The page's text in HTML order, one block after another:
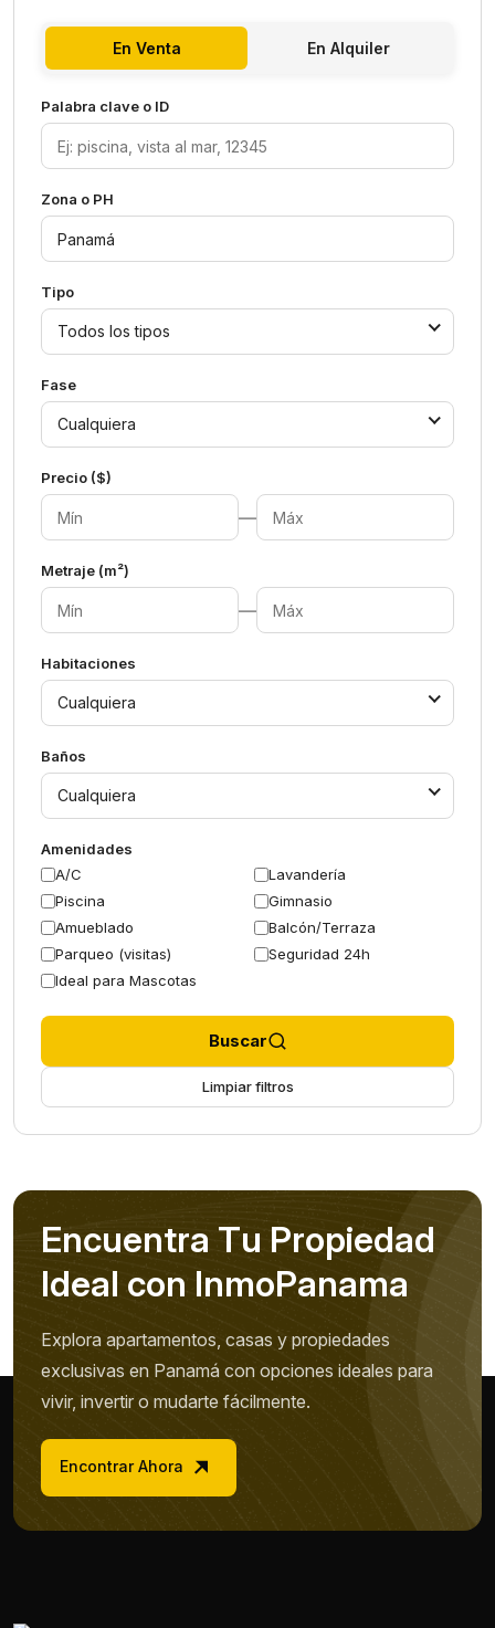
En Venta En Alquiler
Palabra clave o ID
Zona o PH
Tipo
Todos los tipos
Fase
Cualquiera
Precio ($)
—
Metraje (m²)
—
Habitaciones
Cualquiera
Baños
Cualquiera
Amenidades
A/C
Lavandería
Piscina
Gimnasio
Amueblado
Balcón/Terraza
Parqueo (visitas)
Seguridad 24h
Ideal para Mascotas
Buscar
Limpiar filtros
Encuentra Tu Propiedad
Ideal con InmoPanama
Explora apartamentos, casas y propiedades
exclusivas en Panamá con opciones ideales para
vivir, invertir o mudarte fácilmente.
Encontrar Ahora